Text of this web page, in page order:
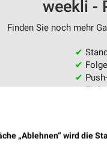
weekli -
Finden Sie noch mehr
✔
✔
✔
✔
„Ablehnen“ wird die